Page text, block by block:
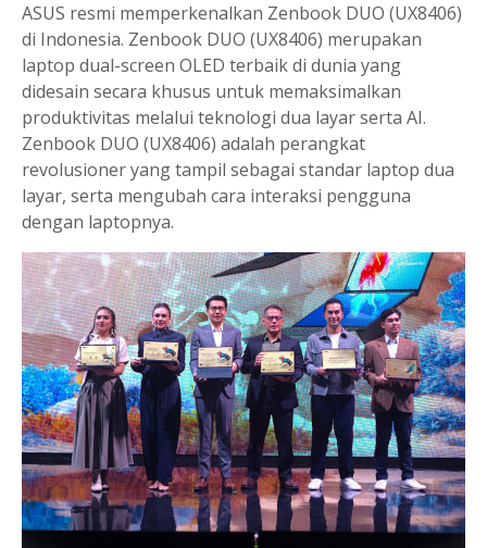
ASUS resmi memperkenalkan Zenbook DUO (UX8406)
di Indonesia. Zenbook DUO (UX8406) merupakan
laptop dual-screen OLED terbaik di dunia yang
didesain secara khusus untuk memaksimalkan
produktivitas melalui teknologi dua layar serta AI.
Zenbook DUO (UX8406) adalah perangkat
revolusioner yang tampil sebagai standar laptop dua
layar, serta mengubah cara interaksi pengguna
dengan laptopnya.